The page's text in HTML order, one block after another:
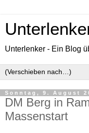
Unterlenker - Ein Blog
Sonntag, 9. August
DM Berg in
Massenstart